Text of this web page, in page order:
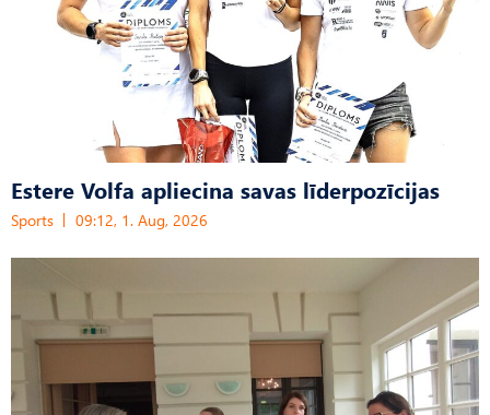
Estere Volfa apliecina savas līderpozīcijas
Sports 09:12, 1. Aug, 2026